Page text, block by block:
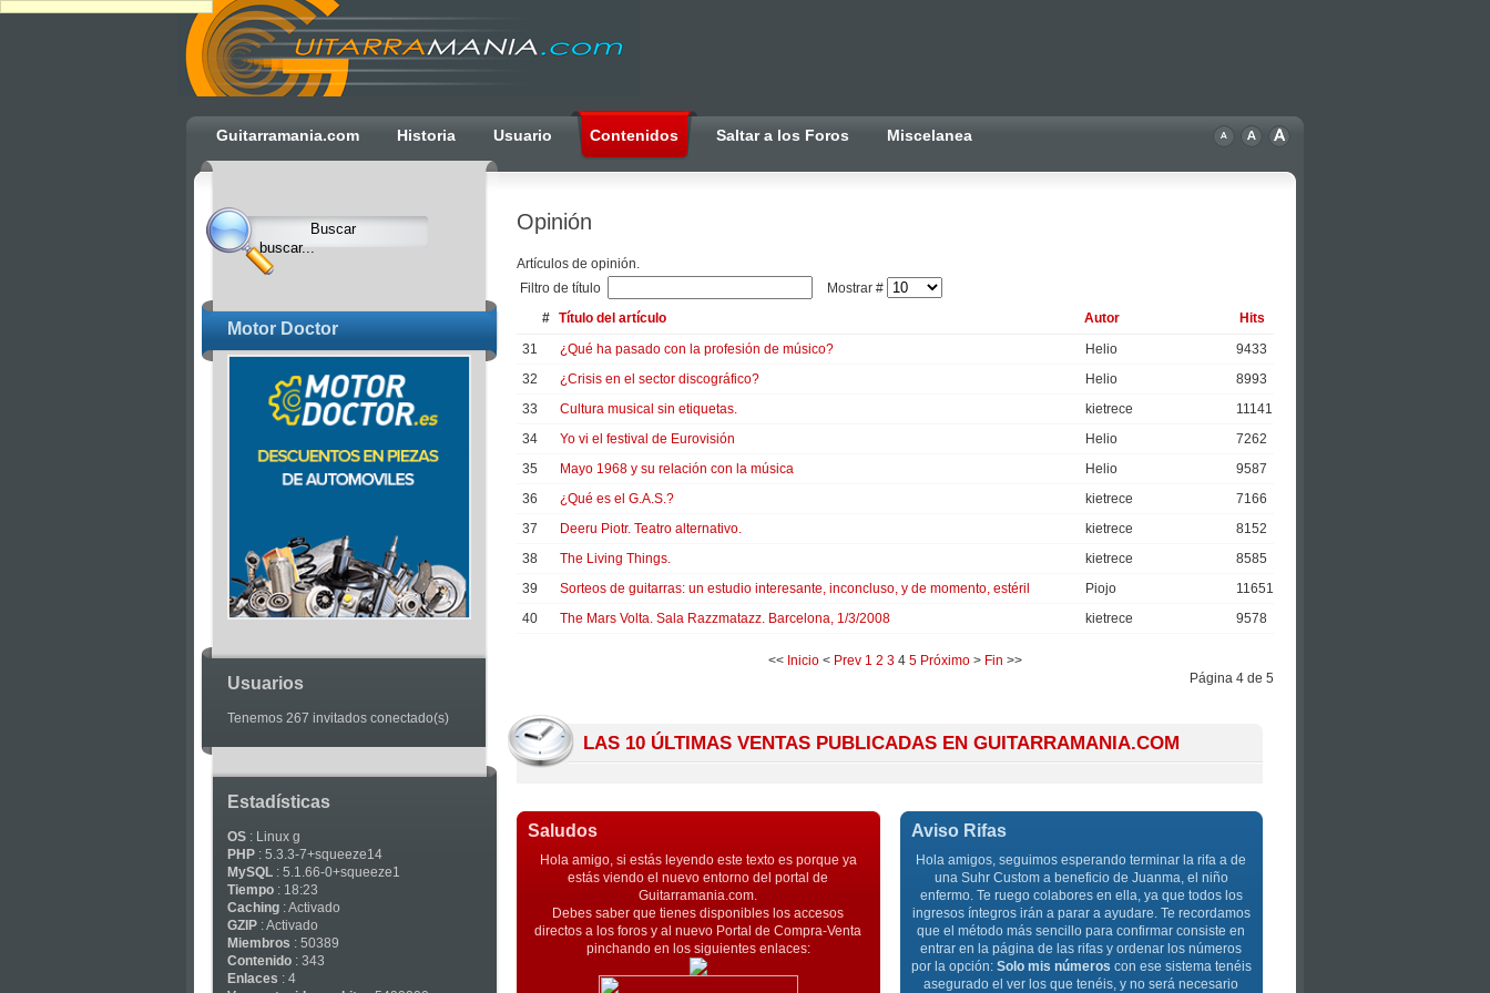
Guitarramania.com Historia Usuario Contenidos Saltar a los Foros Miscelanea
Motor Doctor
Usuarios
Tenemos 267 invitados conectado(s)
Estadísticas
OS : Linux g
PHP : 5.3.3-7+squeeze14
MySQL : 5.1.66-0+squeeze1
Tiempo : 18:23
Caching : Activado
GZIP : Activado
Miembros : 50389
Contenido : 343
Enlaces : 4
Ulti
Clocks,
an
Ulti
Joomla
product
Joomla
Extensions
Joomla
Templates
Opinión
Artículos de opinión.
Filtro de título
Mostrar #
# Título del artículo Autor
Hits
31
¿Qué ha pasado con la profesión de músico? Helio
9433
32
¿Crisis en el sector discográfico? Helio
8993
33
Cultura musical sin etiquetas. kietrece
11141
34
Yo vi el festival de Eurovisión Helio
7262
35
Mayo 1968 y su relación con la música Helio
9587
36
¿Qué es el G.A.S.? kietrece
7166
37
Deeru Piotr. Teatro alternativo. kietrece
8152
38
The Living Things. kietrece
8585
39
Sorteos de guitarras: un estudio interesante, inconcluso, y de momento, estéril Piojo
11651
40
The Mars Volta. Sala Razzmatazz. Barcelona, 1/3/2008 kietrece 9578
<< Inicio < Prev 1 2 3 4 5 Próximo > Fin >>
Página 4 de 5
LAS 10 ÚLTIMAS VENTAS PUBLICADAS EN GUITARRAMANIA.COM
Saludos
Hola amigo, si estás leyendo este texto es porque ya
estás viendo el nuevo entorno del portal de
Guitarramania.com.
Debes saber que tienes disponibles los accesos
directos a los foros y al nuevo Portal de Compra-Venta
pinchando en los siguientes enlaces:
Aviso Rifas
Hola amigos, seguimos esperando terminar la rifa a de
una Suhr Custom a beneficio de Juanma, el niño
enfermo. Te ruego colabores en ella, ya que todos los
ingresos íntegros irán a parar a ayudare. Te recordamos
que el método más sencillo para confirmar consiste en
entrar en la página de las rifas y ordenar los números
por la opción: Solo mis números con ese sistema tenéis
asegurado el ver los que tenéis, y no será necesario